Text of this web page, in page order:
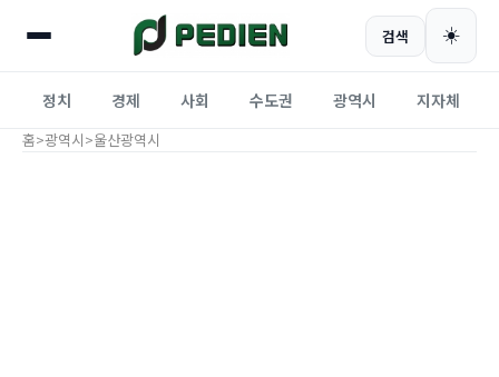
검색 ☀️
정치 경제 사회 수도권 광역시 지자체
홈>광역시>울산광역시